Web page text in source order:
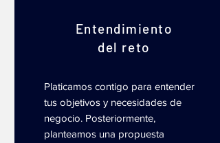
Entendimiento
del reto
Platicamos contigo para entender
tus objetivos y necesidades de
negocio. Posteriormente,
planteamos una propuesta